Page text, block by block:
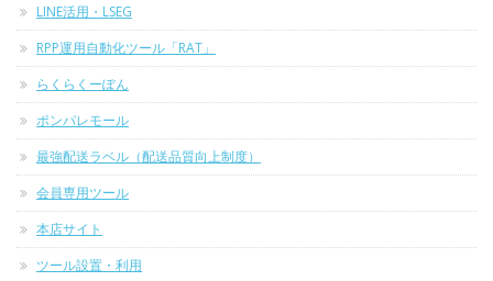
LINE活用・LSEG
RPP運用自動化ツール「RAT」
らくらくーぽん
ポンパレモール
最強配送ラベル（配送品質向上制度）
会員専用ツール
本店サイト
ツール設置・利用